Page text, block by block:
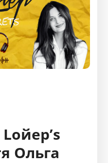
Ольга